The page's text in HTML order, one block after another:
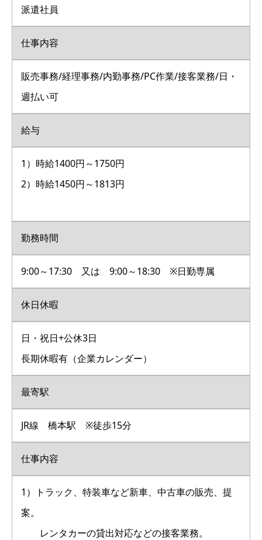
派遣社員
仕事内容
販売事務/経理事務/内勤事務/PC作業/接客業務/日・
週払い可
給与
1）時給1400円～1750円
2）時給1450円～1813円
勤務時間
9:00～17:30 又は 9:00～18:30 ※日勤専属
休日休暇
日・祝日+公休3日
長期休暇有（企業カレンダー）
最寄駅
JR線 橋本駅 ※徒歩15分
仕事内容
1）トラック、特装車など新車、中古車の販売、提
案。
レンタカーの貸出対応などの接客業務。